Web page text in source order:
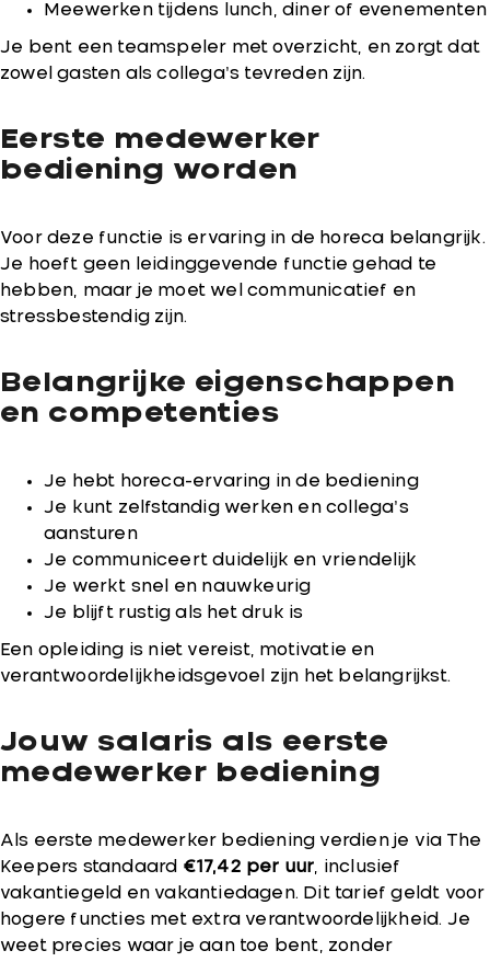
Meewerken tijdens lunch, diner of evenementen
Je bent een teamspeler met overzicht, en zorgt dat
zowel gasten als collega’s tevreden zijn.
Eerste medewerker
bediening worden
Voor deze functie is ervaring in de horeca belangrijk.
Je hoeft geen leidinggevende functie gehad te
hebben, maar je moet wel communicatief en
stressbestendig zijn.
Belangrijke eigenschappen
en competenties
Je hebt horeca-ervaring in de bediening
Je kunt zelfstandig werken en collega’s
aansturen
Je communiceert duidelijk en vriendelijk
Je werkt snel en nauwkeurig
Je blijft rustig als het druk is
Een opleiding is niet vereist, motivatie en
verantwoordelijkheidsgevoel zijn het belangrijkst.
Jouw salaris als eerste
medewerker bediening
Als eerste medewerker bediening verdien je via The
Keepers standaard €17,42 per uur , inclusief
vakantiegeld en vakantiedagen. Dit tarief geldt voor
hogere functies met extra verantwoordelijkheid. Je
weet precies waar je aan toe bent, zonder